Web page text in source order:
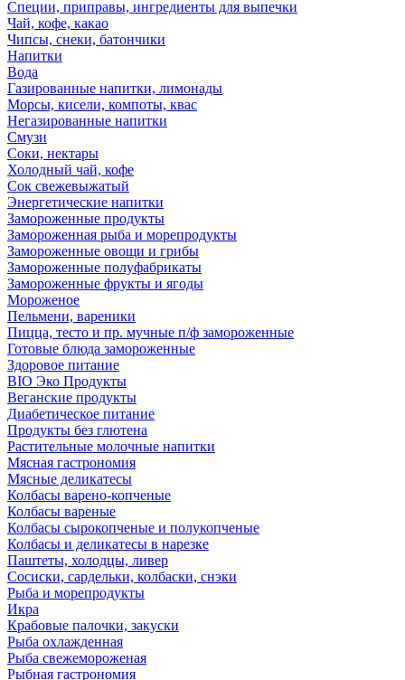
Специи, приправы, ингредиенты для выпечки
Чай, кофе, какао
Чипсы, снеки, батончики
Напитки
Вода
Газированные напитки, лимонады
Морсы, кисели, компоты, квас
Негазированные напитки
Смузи
Соки, нектары
Холодный чай, кофе
Сок свежевыжатый
Энергетические напитки
Замороженные продукты
Замороженная рыба и морепродукты
Замороженные овощи и грибы
Замороженные полуфабрикаты
Замороженные фрукты и ягоды
Мороженое
Пельмени, вареники
Пицца, тесто и пр. мучные п/ф замороженные
Готовые блюда замороженные
Здоровое питание
BIO Эко Продукты
Веганские продукты
Диабетическое питание
Продукты без глютена
Растительные молочные напитки
Мясная гастрономия
Мясные деликатесы
Колбасы варено-копченые
Колбасы вареные
Колбасы сырокопченые и полукопченые
Колбасы и деликатесы в нарезке
Паштеты, холодцы, ливер
Сосиски, сардельки, колбаски, снэки
Рыба и морепродукты
Икра
Крабовые палочки, закуски
Рыба охлажденная
Рыба свежемороженая
Рыбная гастрономия